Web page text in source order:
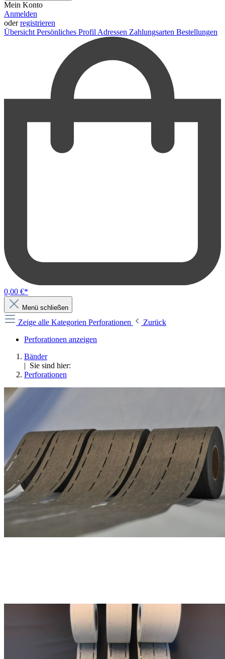
Mein Konto
Anmelden
oderregistrieren
Übersicht Persönliches Profil Adressen Zahlungsarten Bestellungen
0,00 €*
Menü schließen
Zeige alle Kategorien Perforationen
Zurück
Perforationen anzeigen
Bänder
| Sie sind hier:
Perforationen